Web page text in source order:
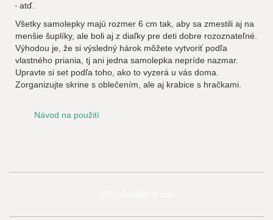
atď.
Všetky samolepky majú rozmer 6 cm tak, aby sa zmestili aj na
menšie šuplíky, ale boli aj z diaľky pre deti dobre rozoznateľné.
Výhodou je, že si výsledný hárok môžete vytvoriť podľa
vlastného priania, tj ani jedna samolepka nepríde nazmar.
Upravte si set podľa toho, ako to vyzerá u vás doma.
Zorganizujte skrine s oblečením, ale aj krabice s hračkami.
Návod na použití